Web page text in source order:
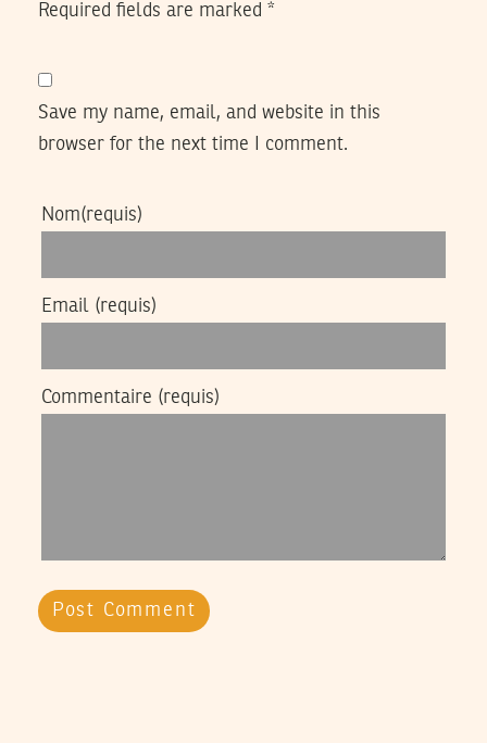
Required fields are marked *
Save my name, email, and website in this
browser for the next time I comment.
Nom(requis)
Email (requis)
Commentaire (requis)